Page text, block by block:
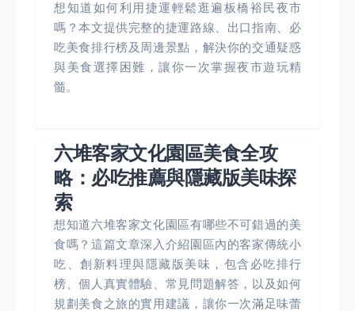
想知道如何利用捷運輕鬆逛遍板橋裕民夜市
嗎？本文提供完整的捷運路線、出口指南、必
吃美食排行榜及周邊景點，解決你的交通疑惑
與美食選擇困難，讓你一次掌握夜市遊玩精
髓。
六堆客家文化園區美食全攻
略：必吃推薦與隱藏版美味探
索
想知道六堆客家文化園區有哪些不可錯過的美
食嗎？這篇文章深入介紹園區內的客家傳統小
吃、創新料理與隱藏版美味，包含必吃排行
榜、個人真實體驗、常見問題解答，以及如何
規劃美食之旅的實用建議，讓你一次滿足味蕾